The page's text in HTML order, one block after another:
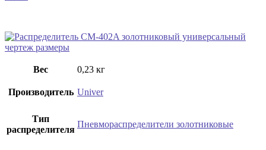
Вес 0,23 кг
Производитель Univer
Тип
распределителя
Пневмораспределители золотниковые